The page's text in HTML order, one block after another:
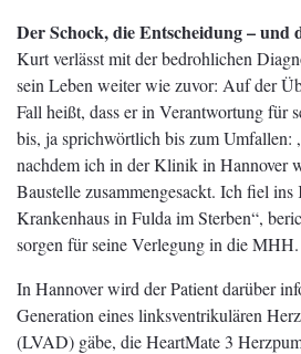
Der Schock, die Entscheidung – und
Kurt verlässt mit der bedrohlichen
sein Leben weiter wie zuvor: Auf der
Fall heißt, dass er in Verantwortung für
bis, ja sprichwörtlich bis zum Umfallen:
nachdem ich in der Klinik in Hannover
Baustelle zusammengesackt. Ich fiel
Krankenhaus in Fulda im Sterben“,
sorgen für seine Verlegung in die MHH.
In Hannover wird der Patient darüber
Generation eines linksventrikulären
(LVAD) gäbe, die HeartMate 3